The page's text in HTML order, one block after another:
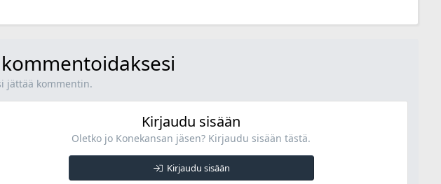
jättää kommentin.
Kirjaudu sisään
Oletko jo Konekansan jäsen? Kirjaudu sisään tästä.
Kirjaudu sisään